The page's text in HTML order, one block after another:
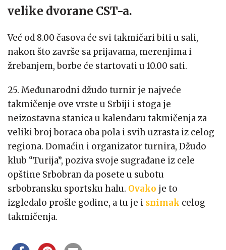
velike dvorane CST-a.
Već od 8.00 časova će svi takmičari biti u sali,
nakon što završe sa prijavama, merenjima i
žrebanjem, borbe će startovati u 10.00 sati.
25. Međunarodni džudo turnir je najveće
takmičenje ove vrste u Srbiji i stoga je
neizostavna stanica u kalendaru takmičenja za
veliki broj boraca oba pola i svih uzrasta iz celog
regiona. Domaćin i organizator turnira, Džudo
klub “Turija”, poziva svoje sugrađane iz cele
opštine Srbobran da posete u subotu
srbobransku sportsku halu. Ovako je to
izgledalo prošle godine, a tu je i snimak celog
takmičenja.